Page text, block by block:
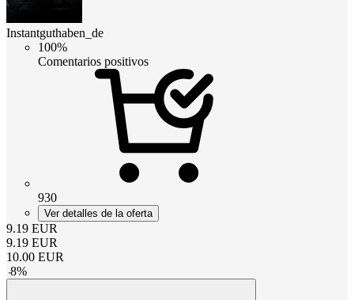
Instantguthaben_de
100%
Comentarios positivos
930
Ver detalles de la oferta
9.19 EUR
9.19 EUR
10.00 EUR
-8%